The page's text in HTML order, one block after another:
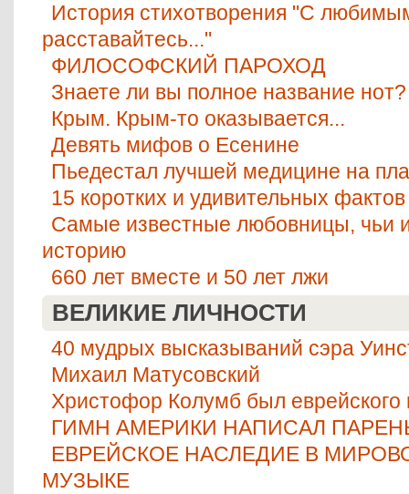
История стихотворения "С
расставайтесь..."
ФИЛОСОФСКИЙ ПАРОХОД
Знаете ли вы полное название нот?
Крым. Крым-то оказывается...
Девять мифов о Есенине
Пьедестал лучшей медицине на
15 коротких и удивительных фактов
Самые известные любовницы, чьи
историю
660 лет вместе и 50 лет лжи
ВЕЛИКИЕ ЛИЧНОСТИ
40 мудрых высказываний сэра
Михаил Матусовский
Христофор Колумб был еврейского
ГИМН АМЕРИКИ НАПИСАЛ
ЕВРЕЙСКОЕ НАСЛЕДИЕ В
МУЗЫКЕ